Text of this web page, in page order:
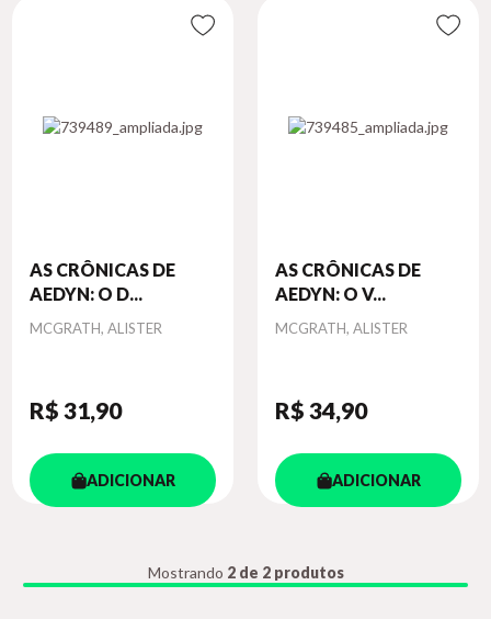
AS CRÔNICAS DE
AEDYN: O D...
Autor
MCGRATH, ALISTER
R$ 31,90
ADICIONAR
AS CRÔNICAS DE
AEDYN: O V...
Autor
MCGRATH, ALISTER
R$ 34,90
ADICIONAR
Mostrando 2 de 2 produtos